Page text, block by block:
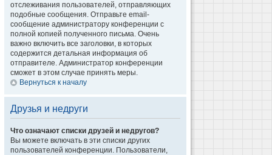
отслеживания пользователей, отправляющих
подобные сообщения. Отправьте email-
сообщение администратору конференции с
полной копией полученного письма. Очень
важно включить все заголовки, в которых
содержится детальная информация об
отправителе. Администратор конференции
сможет в этом случае принять меры.
Вернуться к началу
Друзья и недруги
Что означают списки друзей и недругов?
Вы можете включать в эти списки других
пользователей конференции. Пользователи,